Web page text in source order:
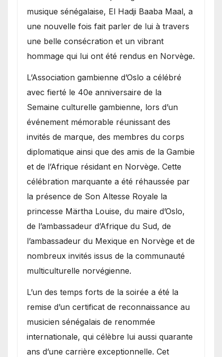
royale.
musique sénégalaise, El Hadji Baaba Maal, a
une nouvelle fois fait parler de lui à travers
une belle consécration et un vibrant
hommage qui lui ont été rendus en Norvège.
​L’Association gambienne d’Oslo a célébré
avec fierté le 40e anniversaire de la
Semaine culturelle gambienne, lors d’un
événement mémorable réunissant des
invités de marque, des membres du corps
diplomatique ainsi que des amis de la Gambie
et de l’Afrique résidant en Norvège. Cette
célébration marquante a été réhaussée par
la présence de Son Altesse Royale la
princesse Märtha Louise, du maire d’Oslo,
de l’ambassadeur d’Afrique du Sud, de
l’ambassadeur du Mexique en Norvège et de
nombreux invités issus de la communauté
multiculturelle norvégienne.
​L’un des temps forts de la soirée a été la
remise d’un certificat de reconnaissance au
musicien sénégalais de renommée
internationale, qui célèbre lui aussi quarante
ans d’une carrière exceptionnelle. Cet